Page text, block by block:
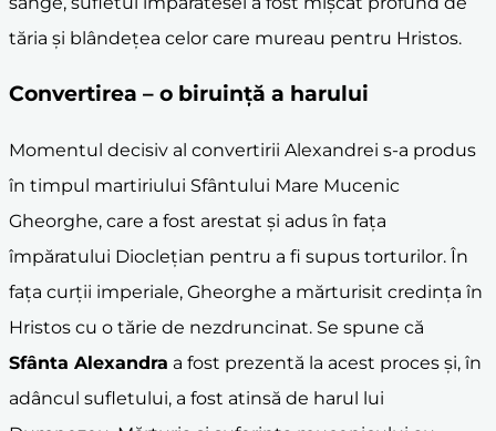
tăria și blândețea celor care mureau pentru Hristos.
Convertirea – o biruință a harului
Momentul decisiv al convertirii Alexandrei s-a produs
în timpul martiriului Sfântului Mare Mucenic
Gheorghe, care a fost arestat și adus în fața
împăratului Dioclețian pentru a fi supus torturilor. În
fața curții imperiale, Gheorghe a mărturisit credința în
Hristos cu o tărie de nezdruncinat. Se spune că
Sfânta Alexandra a fost prezentă la acest proces și, în
adâncul sufletului, a fost atinsă de harul lui